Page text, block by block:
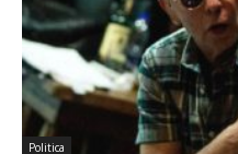
Politica